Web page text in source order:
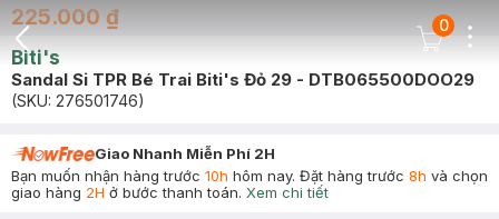
Back Icon
Cart Icon
0
225.000 ₫
Biti's
Sandal Si TPR Bé Trai Biti's Đỏ 29 - DTB065500DOO29
(SKU: 276501746)
Giao Nhanh Miễn Phí 2H
Bạn muốn nhận hàng trước 10h hôm nay. Đặt hàng trước 8h và chọn
giao hàng 2H ở bước thanh toán. Xem chi tiết